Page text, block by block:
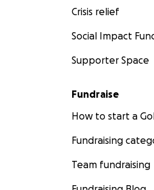
Crisis relief
Social Impact
Supporter Space
Fundraise
How to start a
Fundraising
Team fundraising